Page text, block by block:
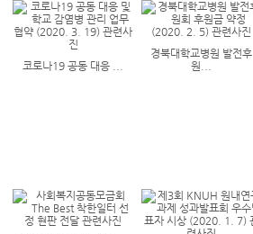
코로나19 공동 대응 ...
경북대학교병원 발전후
원...